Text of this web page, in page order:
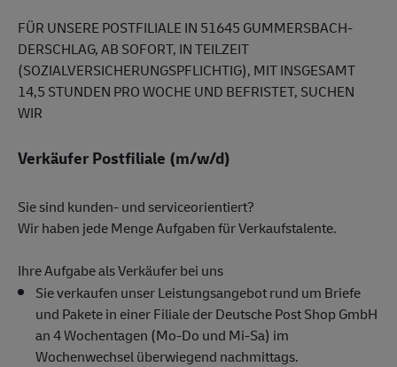
FÜR UNSERE POSTFILIALE IN 51645 GUMMERSBACH-
DERSCHLAG, AB SOFORT, IN TEILZEIT
(SOZIALVERSICHERUNGSPFLICHTIG), MIT INSGESAMT
14,5 STUNDEN PRO WOCHE UND BEFRISTET, SUCHEN
WIR
Verkäufer Postfiliale (m/w/d)
Sie sind kunden- und serviceorientiert?
Wir haben jede Menge Aufgaben für Verkaufstalente.
Ihre Aufgabe als Verkäufer bei uns
Sie verkaufen unser Leistungsangebot rund um Briefe
und Pakete in einer Filiale der Deutsche Post Shop GmbH
an 4 Wochentagen (Mo-Do und Mi-Sa) im
Wochenwechsel überwiegend nachmittags.